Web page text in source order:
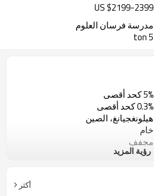
US $2199-2399
مدرسة فرسان العلوم
5 ton
5% كحد أقصى
0.3% كحد أقصى
هيلونغجيانغ، الصين
خام
مجفف
شركة صن شاين للمنتجات الزراعية
رؤية المزيد
أكثر